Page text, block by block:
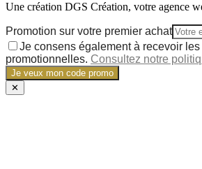
Une création DGS Création, votre agence
Promotion sur votre premier achat
Je consens également à recevoir les
promotionnelles. Consultez notre
Je veux mon code promo
✕